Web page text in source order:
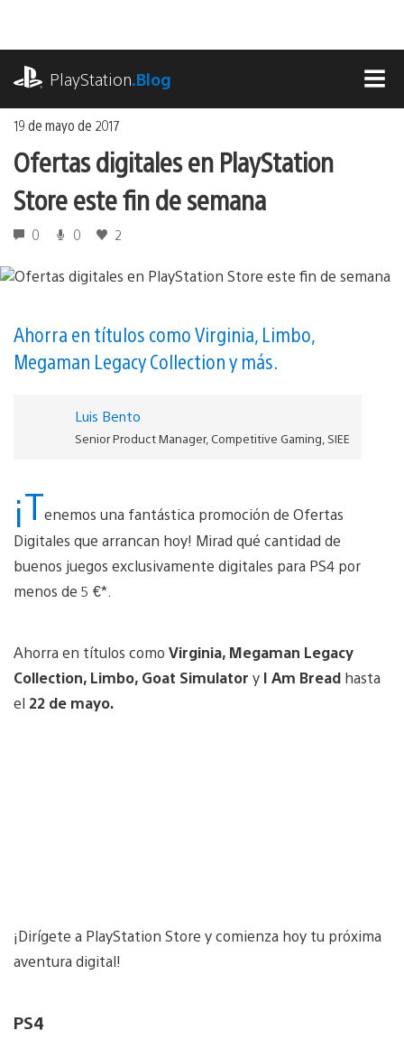
contenido
PlayStation.Blog
19 de mayo de 2017
Ofertas digitales en PlayStation
Store este fin de semana
0 0 2
Ahorra en títulos como Virginia, Limbo,
Megaman Legacy Collection y más.
Luis Bento
Senior Product Manager, Competitive Gaming, SIEE
¡Tenemos una fantástica promoción de Ofertas
Digitales que arrancan hoy! Mirad qué cantidad de
buenos juegos exclusivamente digitales para PS4 por
menos de 5 €*.
Ahorra en títulos como Virginia, Megaman Legacy
Collection, Limbo, Goat Simulator y I Am Bread hasta
el 22 de mayo.
¡Dirígete a PlayStation Store y comienza hoy tu próxima
aventura digital!
PS4